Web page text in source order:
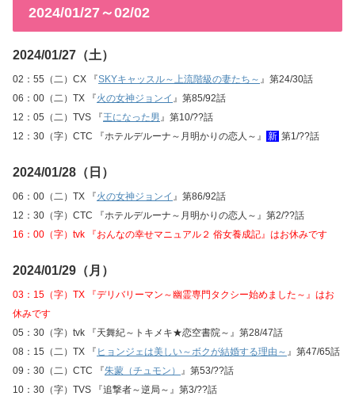
2024/01/27～02/02
2024/01/27（土）
02：55（二）CX 『SKYキャッスル～上流階級の妻たち～ 』第24/30話
06：00（二）TX 『火の女神ジョンイ 』第85/92話
12：05（二）TVS 『王になった男』第10/??話
12：30（字）CTC 『ホテルデルーナ～月明かりの恋人～』
新 第1/??話
2024/01/28（日）
06：00（二）TX 『火の女神ジョンイ 』第86/92話
12：30（字）CTC 『ホテルデルーナ～月明かりの恋人～』第2/??話
16：00（字）tvk 『おんなの幸せマニュアル２ 俗女養成記』はお休みです
2024/01/29（月）
03：15（字）TX 『デリバリーマン～幽霊専門タクシー始めました～』はお
休みです
05：30（字）tvk 『天舞紀～トキメキ★恋空書院～』第28/47話
08：15（二）TX 『 ヒョンジェは美しい～ボクが結婚する理由～ 』第47/65話
09：30（二）CTC 『朱蒙（チュモン） 』第53/??話
10：30（字）TVS 『追撃者～逆局～』第3/??話